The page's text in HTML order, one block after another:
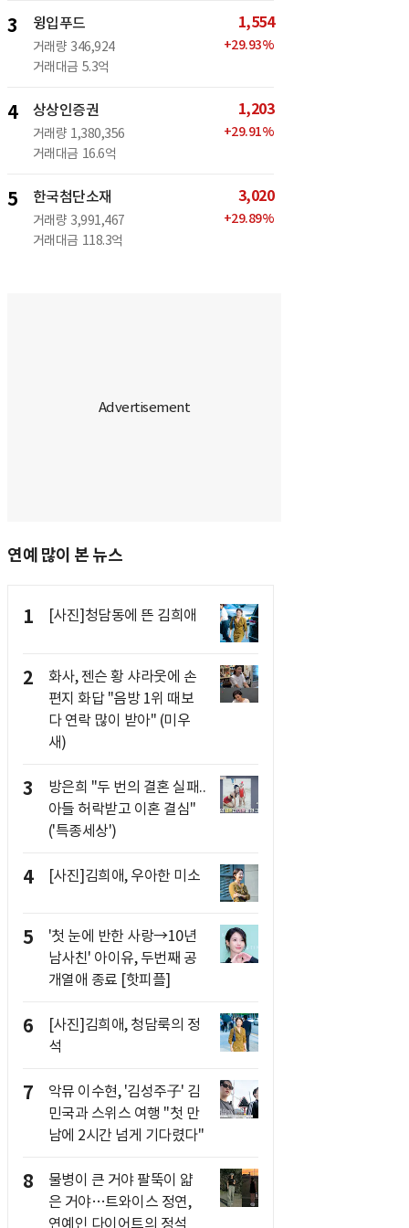
3 윙입푸드
거래량 346,924
거래대금 5.3억
1,554
+29.93%
4 상상인증권
거래량 1,380,356
거래대금 16.6억
1,203
+29.91%
5 한국첨단소재
거래량 3,991,467
거래대금 118.3억
3,020
+29.89%
연예 많이 본 뉴스
1 [사진]청담동에 뜬 김희애
2
화사, 젠슨 황 샤라웃에 손
편지 화답 "음방 1위 때보
다 연락 많이 받아" (미우
새)
3
방은희 "두 번의 결혼 실패..
아들 허락받고 이혼 결심"
('특종세상')
4 [사진]김희애, 우아한 미소
5
'첫 눈에 반한 사랑→10년
남사친' 아이유, 두번째 공
개열애 종료 [핫피플]
6
[사진]김희애, 청담룩의 정
석
7
악뮤 이수현, '김성주子' 김
민국과 스위스 여행 "첫 만
남에 2시간 넘게 기다렸다"
8
물병이 큰 거야 팔뚝이 얇
은 거야…트와이스 정연,
연예인 다이어트의 정석